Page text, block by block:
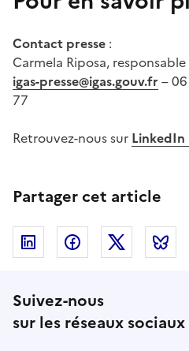
Contact presse :
Carmela Riposa,
igas-presse@igas.gouv.fr –
77
Retrouvez-nous sur LinkedIn
Partager cet article
Linkedin FacebookTwitter
Suivez-nous
sur les réseaux sociaux